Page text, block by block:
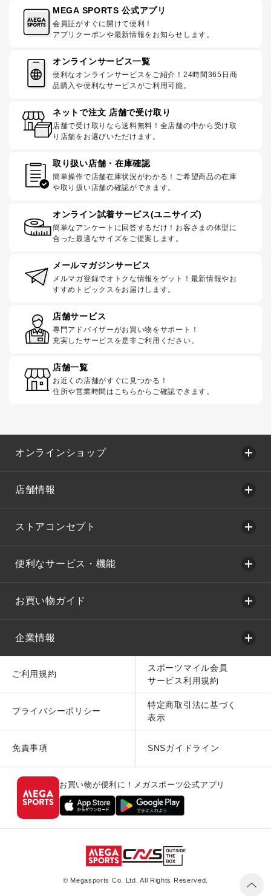
MEGA SPORTS 公式アプリ
会員証がすぐに開けて便利！
アプリクーポンや最新情報をお知らせします。
オンラインサービス一覧
便利なオンラインサービスをご紹介！24時間365日商
品購入や便利なサービスがご利用可能。
ネットで注文 店舗で受け取り
店舗で受け取りなら送料無料！全店舗の中から受け取
り店舗をお選びいただけます。
取り扱い店舗・在庫確認
簡単操作で店舗在庫状況がわかる！ご希望商品の在庫
や取り扱い店舗の確認ができます。
オンライン試着サービス(ユニサイズ)
簡単なアンケートに回答するだけ！お客さまの体型に
合った最適なサイズをご提案します。
メールマガジンサービス
メルマガ登録でオトクな情報をゲット！最新情報やお
すすめトピックスをお届けします。
店舗サービス
専門アドバイザーがお買い物をサポート！
充実したサービスを是非ご利用ください。
店舗一覧
お近くの店舗がすぐに見つかる！
住所や営業時間はこちらからご確認できます。
オンラインショップ
店舗情報
ストアコンセプト
便利なサービス・機能
お買い物ガイド
企業情報
ご利用規約
スポーツマイル会員
サービス利用規約
プライバシーポリシー
特定商取引法に基づく
表示
免責事項 SNSガイドライン
お買い物が便利に！メガスポーツ公式アプリ
© Megasports Co. Ltd. All Rights Reserved.